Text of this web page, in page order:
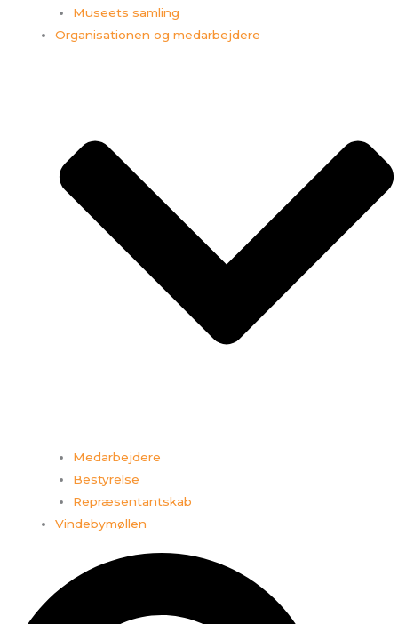
Museets samling
Organisationen og medarbejdere
Medarbejdere
Bestyrelse
Repræsentantskab
Vindebymøllen